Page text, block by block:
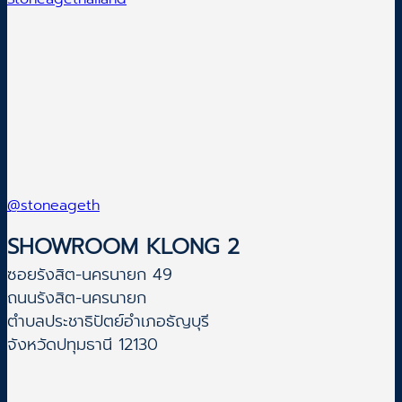
@stoneageth
SHOWROOM KLONG 2
ซอยรังสิต-นครนายก 49
ถนนรังสิต-นครนายก
ตำบลประชาธิปัตย์อำเภอธัญบุรี
จังหวัดปทุมธานี 12130